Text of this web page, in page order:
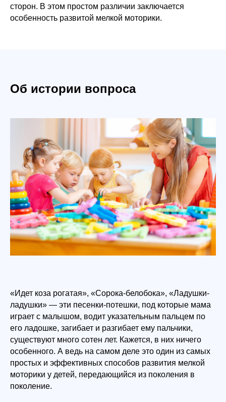
сторон. В этом простом различии заключается
особенность развитой мелкой моторики.
Об истории вопроса
«Идет коза рогатая», «Сорока-белобока», «Ладушки-
ладушки» — эти песенки-потешки, под которые мама
играет с малышом, водит указательным пальцем по
его ладошке, загибает и разгибает ему пальчики,
существуют много сотен лет. Кажется, в них ничего
особенного. А ведь на самом деле это один из самых
простых и эффективных способов развития мелкой
моторики у детей, передающийся из поколения в
поколение.